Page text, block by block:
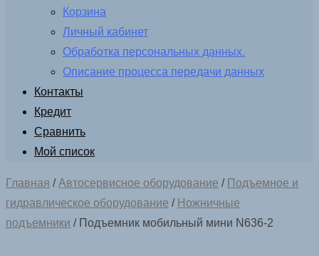
Корзина
Личный кабинет
Обработка персональных данных.
Описание процесса передачи данных
Контакты
Кредит
Сравнить
Мой список
Главная /Автосервисное оборудование / Подъемное и
гидравлическое оборудование / Ножничные
подъемники / Подъемник мобильный мини N636-2